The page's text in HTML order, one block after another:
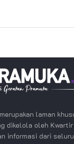
laman
dikelola oleh
informasi dari